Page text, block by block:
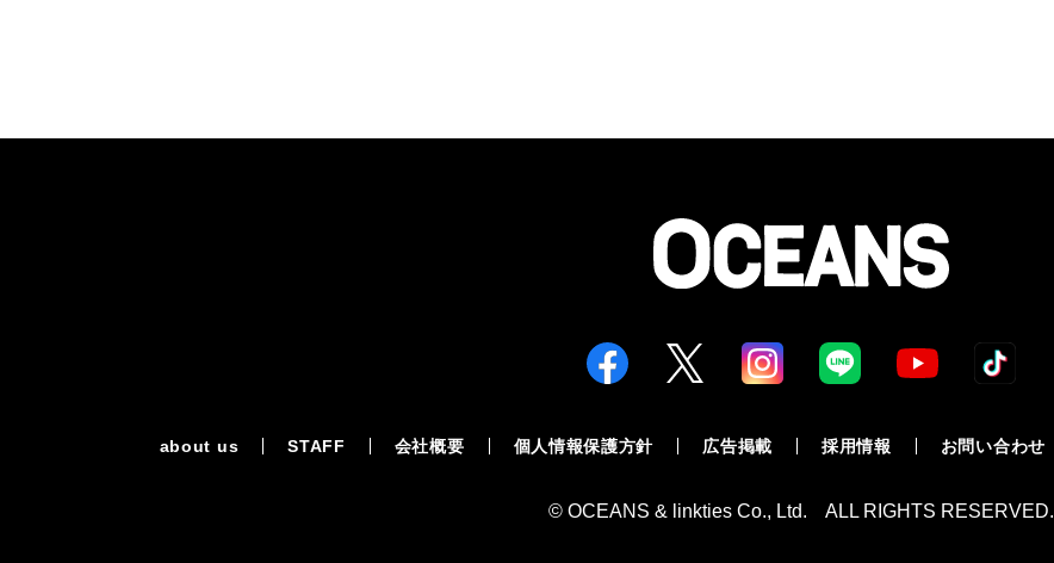
about us STAFF 会社概要 個人情報保護方針 広告掲載 採用情報 お問い合わせ
© OCEANS & linkties Co., Ltd. ALL RIGHTS RESERVED.